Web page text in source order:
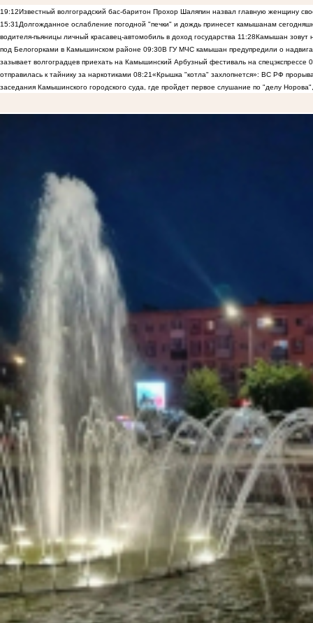
19:12Известный волгоградский бас-баритон Прохор Шаляпин назвал главную женщину
15:31 Долгожданное ослабление погодной "печки" и дождь принесет камышанам
водителя-пьяницы личный красавец-автомобиль в доход государства 11:28Камышан зовут
под Белогорками в Камышинском районе 09:30В ГУ МЧС камышан предупредили о
зазывает волгоградцев приехать на Камышинский Арбузный фестиваль на спецэкспрессе
отправилась к тайнику за наркотиками 08:21«Крышка "котла" захлопнется»: ВС РФ
заседания Камышинского городского суда, где пройдет первое слушание по "делу